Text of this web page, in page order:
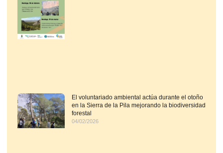
El voluntariado ambiental actúa durante el otoño
en la Sierra de la Pila mejorando la biodiversidad
forestal
04/02/2026